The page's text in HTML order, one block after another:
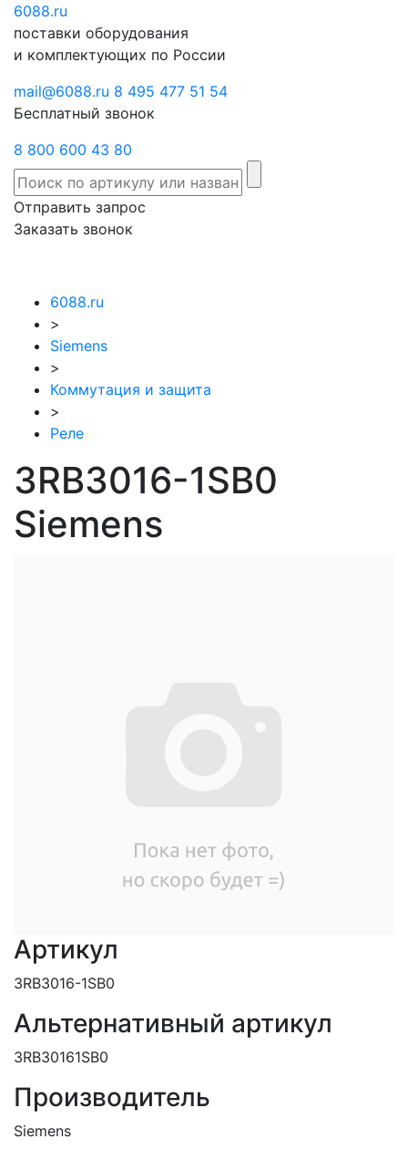
6088.ru
поставки оборудования
и комплектующих по России
mail@6088.ru 8 495 477 51 54
Бесплатный звонок
8 800 600 43 80
Отправить запрос
Заказать звонок
6088.ru
>
Siemens
>
Коммутация и защита
>
Реле
3RB3016-1SB0
Siemens
Артикул
3RB3016-1SB0
Альтернативный артикул
3RB30161SB0
Производитель
Siemens
Отправить
запрос
звонок